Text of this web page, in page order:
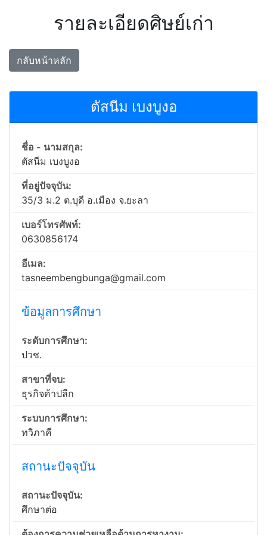
รายละเอียดศิษย์เก่า
กลับหน้าหลัก
ตัสนีม เบงบูงอ
ชื่อ - นามสกุล:
ตัสนีม เบงบูงอ
ที่อยู่ปัจจุบัน:
35/3 ม.2 ต.บุดี อ.เมือง จ.ยะลา
เบอร์โทรศัพท์:
0630856174
อีเมล:
tasneembengbunga@gmail.com
ข้อมูลการศึกษา
ระดับการศึกษา:
ปวช.
สาขาที่จบ:
ธุรกิจค้าปลีก
ระบบการศึกษา:
ทวิภาคี
สถานะปัจจุบัน
สถานะปัจจุบัน:
ศึกษาต่อ